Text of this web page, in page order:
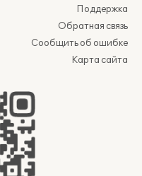
Поддержка
Обратная связь
Сообщить об ошибке
Карта сайта